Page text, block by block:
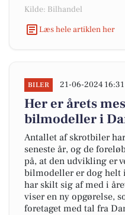
Kilde: Bilhandel
Læs hele artiklen her
BILER 21-06-2024 16:31
Her er årets
bilmodeller i
Antallet af skrotbiler
seneste år, og de
på, at den udvikling er
bilmodeller er dog helt
har skilt sig af med i
viser en ny opgørelse,
foretaget med tal fra